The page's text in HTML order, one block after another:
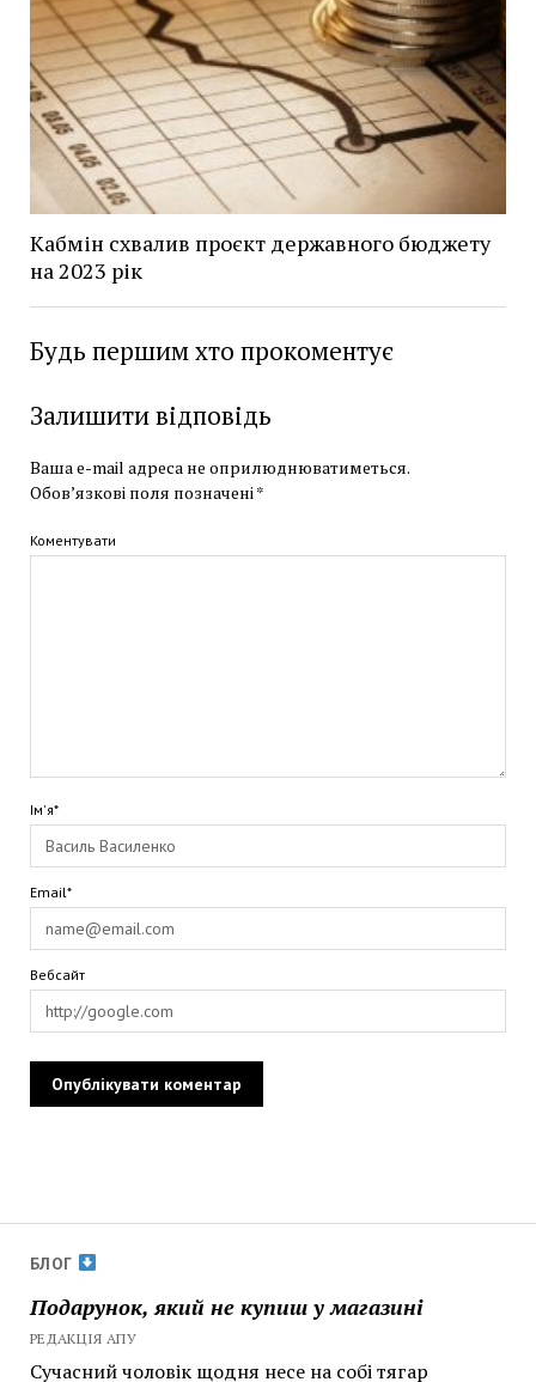
БЛОГ
Подарунок, який не купиш у магазині
РЕДАКЦІЯ АПУ
Сучасний чоловік щодня несе на собі тягар
Кабмін схвалив проєкт державного бюджету
на 2023 рік
Будь першим хто прокоментує
Залишити відповідь
Ваша e-mail адреса не оприлюднюватиметься.
Обов’язкові поля позначені*
Коментувати
Ім'я*
Email*
Вебсайт